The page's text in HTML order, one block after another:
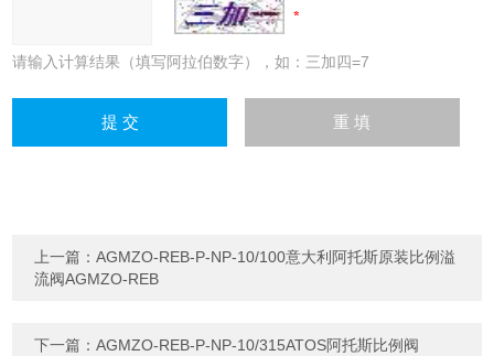
请输入计算结果（填写阿拉伯数字），如：三加四=7
上一篇：AGMZO-REB-P-NP-10/100意大利阿托斯原装比例溢
流阀AGMZO-REB
下一篇：AGMZO-REB-P-NP-10/315ATOS阿托斯比例阀